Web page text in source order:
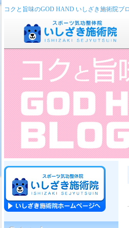
コクと旨味のGOD HAND いしざき施術院ブ